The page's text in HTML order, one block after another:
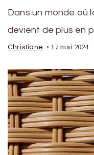
Dans un monde où
devient de plus en
Christiane 17 mai 2024